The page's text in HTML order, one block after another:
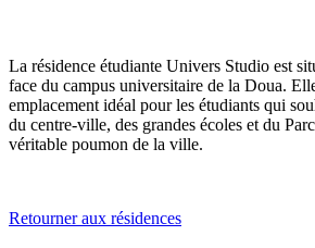
La résidence étudiante Univers Studio est
face du campus universitaire de la Doua.
emplacement idéal pour les étudiants qui
du centre-ville, des grandes écoles et du
véritable poumon de la ville.
Retourner aux résidences